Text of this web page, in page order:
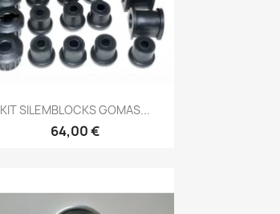
Vista rápida
KIT SILEMBLOCKS GOMAS...
64,00 €